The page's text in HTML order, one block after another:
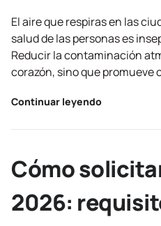
El aire que respiras en las
salud de las personas es
Reducir la contaminación
corazón, sino que promueve
Continuar leyendo
Cómo
2026: